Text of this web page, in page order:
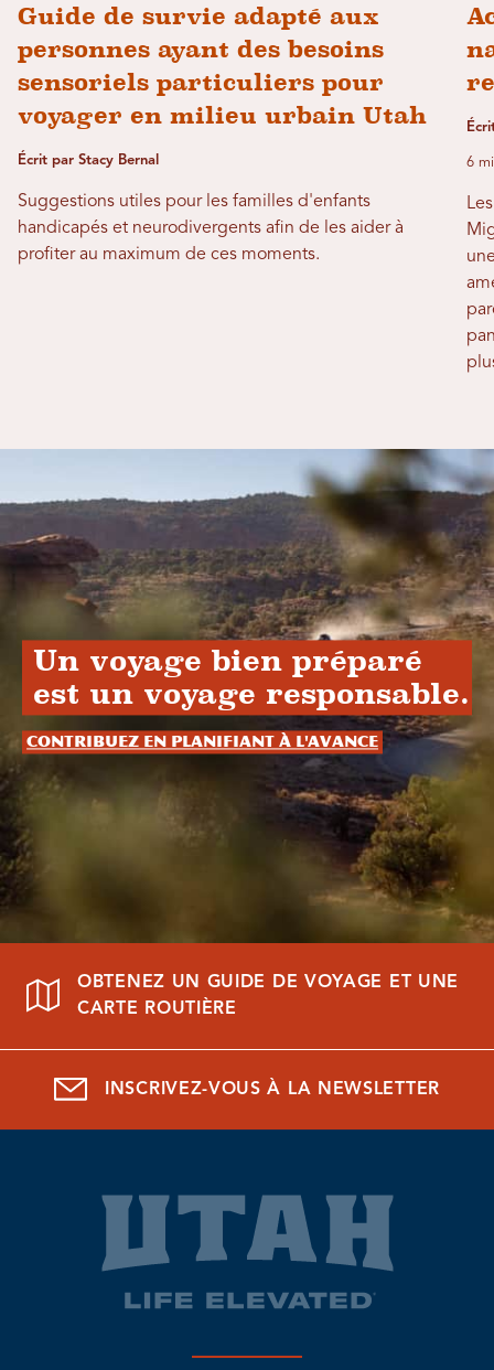
Guide de survie adapté aux
personnes ayant des besoins
sensoriels particuliers pour
voyager en milieu urbain Utah
Écrit par Stacy Bernal
Suggestions utiles pour les familles d'enfants
handicapés et neurodivergents afin de les aider à
profiter au maximum de ces moments.
6
Un voyage bien préparé
est un voyage responsable.
Contribuez en planifiant à l'avance
OBTENEZ UN GUIDE DE VOYAGE ET UNE
CARTE ROUTIÈRE
INSCRIVEZ-VOUS À LA NEWSLETTER